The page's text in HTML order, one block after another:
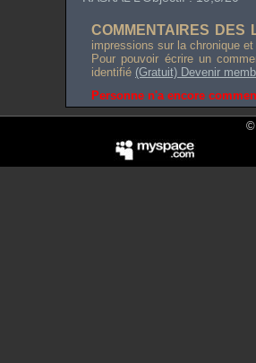
COMMENTAIRES DES
impressions sur la chronique et
Pour pouvoir écrire un
identifié (Gratuit) Devenir
Personne n'a encore
©